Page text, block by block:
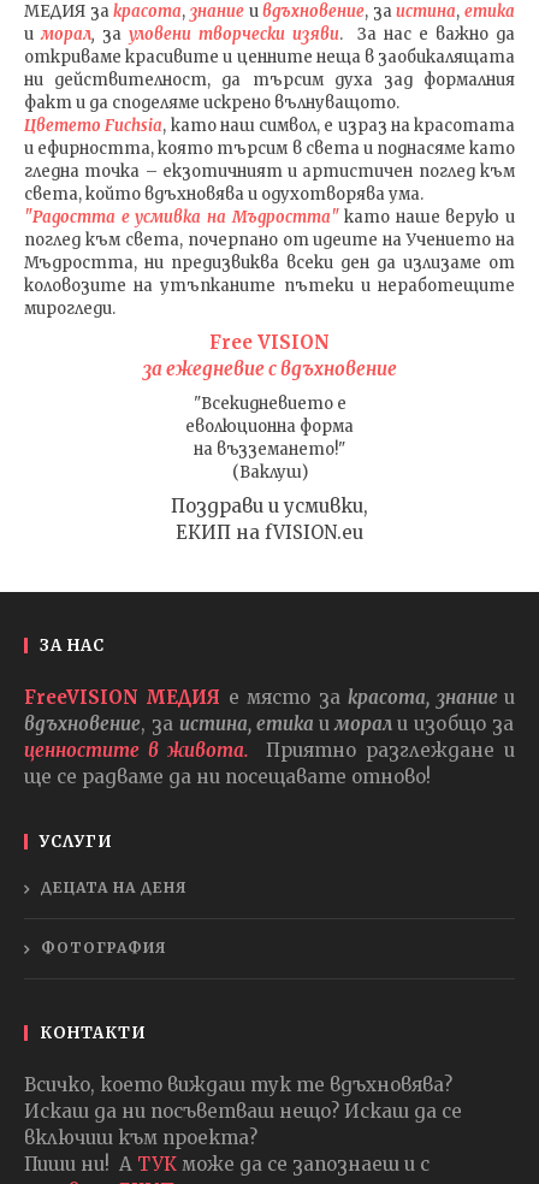
МЕДИЯ закрасота, знаниеивдъхновение, заистина, етика
иморал, за уловени творчески изяви. За нас е важно да
откриваме красивите и ценните неща в заобикалящата
ни действителност, да търсим духа зад формалния
факт и да споделяме искрено вълнуващото.
Цветето Fuchsia, като наш символ, е израз на красотата
и ефирността, която търсим в света и поднасяме като
гледна точка – екзотичният и артистичен поглед към
света, който вдъхновява и одухотворява ума.
"Радостта е усмивка на Мъдростта"като наше верую и
поглед към света, почерпано от идеите на Учението на
Мъдростта, ни предизвиква всеки ден да излизаме от
коловозите на утъпканите пътеки и неработещите
мирогледи.
Free VISION
за ежедневие с вдъхновение
"Всекидневието е
еволюционна форма
на възземането!"
(Ваклуш)
Поздрави и усмивки,
ЕКИП на fVISION.eu
ЗА НАС
FreeVISION МЕДИЯ е място закрасота, знаниеи
вдъхновение, за истина, етика и морали изобщо за
ценностите в живота.
Приятно разглеждане и
ще се радваме да ни посещавате отново!
УСЛУГИ
ДЕЦАТА НА ДЕНЯ
ФОТОГРАФИЯ
КОНТАКТИ
Всичко, което виждаш тук те вдъхновява?
Искаш да ни посъветваш нещо? Искаш да се
включиш към проекта?
Пиши ни! А ТУК може да се запознаеш и с